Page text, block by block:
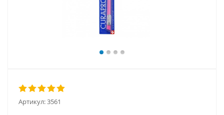
Артикул:3561